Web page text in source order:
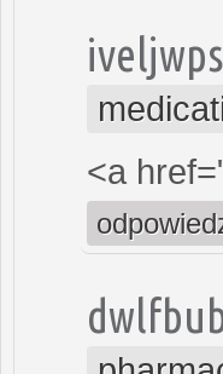
iveljwps
<a